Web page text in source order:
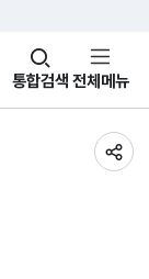
통합검색
창
열기 전체메뉴